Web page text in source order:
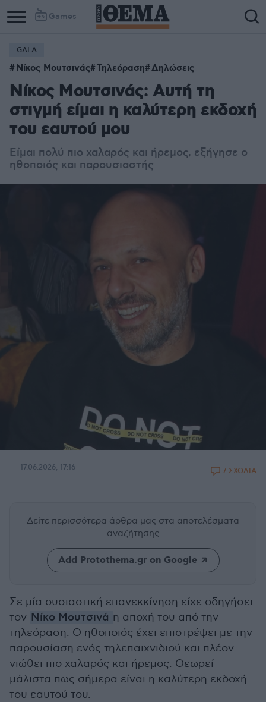
Games
GALA
Νίκος Μουτσινάς Τηλεόραση Δηλώσεις
Νίκος Μουτσινάς: Αυτή τη
στιγμή είμαι η καλύτερη εκδοχή
του εαυτού μου
Είμαι πολύ πιο χαλαρός και ήρεμος, εξήγησε ο
ηθοποιός και παρουσιαστής
17.06.2026, 17:16 7 ΣΧΟΛΙΑ
Δείτε περισσότερα άρθρα μας στα αποτελέσματα
αναζήτησης
Add Protothema.gr on Google
Σε μία ουσιαστική επανεκκίνηση είχε οδηγήσει
τον Νίκο Μουτσινά η αποχή του από την
τηλεόραση. Ο ηθοποιός έχει επιστρέψει με την
παρουσίαση ενός τηλεπαιχνιδιού και πλέον
νιώθει πιο χαλαρός και ήρεμος. Θεωρεί
μάλιστα πως σήμερα είναι η καλύτερη εκδοχή
του εαυτού του.